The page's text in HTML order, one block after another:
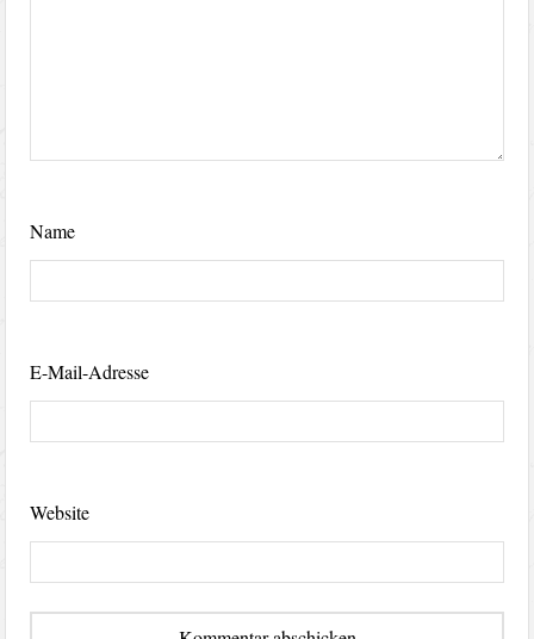
Name
E-Mail-Adresse
Website